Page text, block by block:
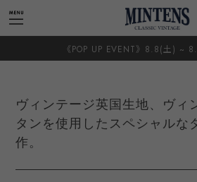
《POP UP EVENT》8.8(土) ~ 8.9(
ヴィンテージ英国生地、ヴィ
タンを使用したスペシャルな
作。